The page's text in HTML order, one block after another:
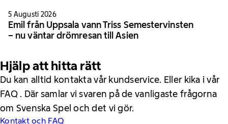
5 Augusti 2026
Emil från Uppsala vann Triss Semestervinsten
– nu väntar drömresan till Asien
Hjälp att hitta rätt
Du kan alltid kontakta vår kundservice. Eller kika i vår
FAQ . Där samlar vi svaren på de vanligaste frågorna
om Svenska Spel och det vi gör.
Kontakt och FAQ